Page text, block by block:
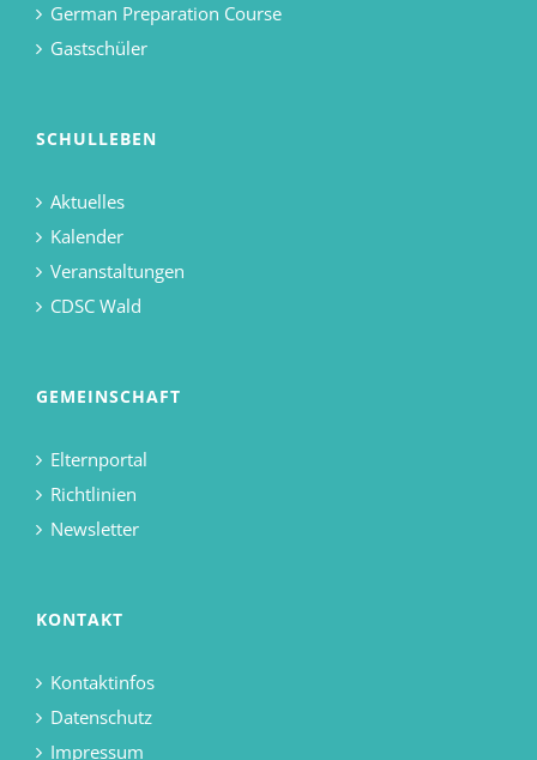
German Preparation Course
Gastschüler
SCHULLEBEN
Aktuelles
Kalender
Veranstaltungen
CDSC Wald
GEMEINSCHAFT
Elternportal
Richtlinien
Newsletter
KONTAKT
Kontaktinfos
Datenschutz
Impressum